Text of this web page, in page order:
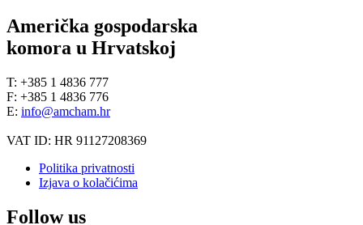
Američka gospodarska
komora u Hrvatskoj
T: +385 1 4836 777
F: +385 1 4836 776
E: info@amcham.hr
VAT ID: HR 91127208369
Politika privatnosti
Izjava o kolačićima
Follow us